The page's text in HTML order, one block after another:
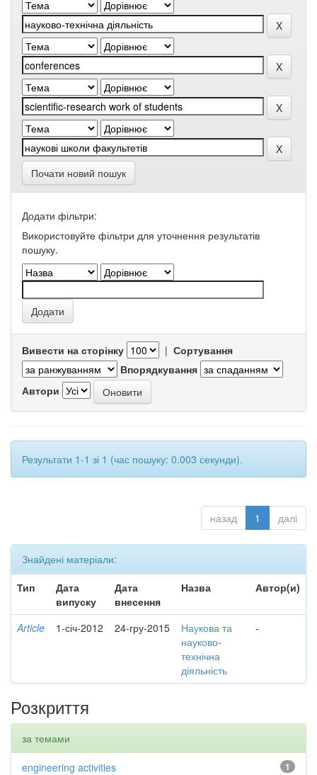
Почати новий пошук
Додати фільтри:
Використовуйте фільтри для уточнення результатів
пошуку.
Вивести на сторінку | Сортування
Впорядкування
Автори
Результати 1-1 зі 1 (час пошуку: 0.003 секунди).
назад 1 далі
Знайдені матеріали:
Тип
Дата
випуску
Дата
внесення
Назва Автор(и)
Article 1-січ-2012 24-гру-2015
Наукова та
науково-
технічна
діяльність
-
Розкриття
за темами
1
engineering activities